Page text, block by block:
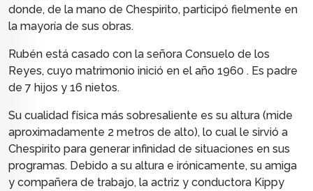
donde, de la mano de Chespirito, participó fielmente en
la mayoría de sus obras.
Rubén está casado con la señora Consuelo de los
Reyes, cuyo matrimonio inició en el año 1960 . Es padre
de 7 hijos y 16 nietos.
Su cualidad física más sobresaliente es su altura (mide
aproximadamente 2 metros de alto), lo cual le sirvió a
Chespirito para generar infinidad de situaciones en sus
programas. Debido a su altura e irónicamente, su amiga
y compañera de trabajo, la actriz y conductora Kippy